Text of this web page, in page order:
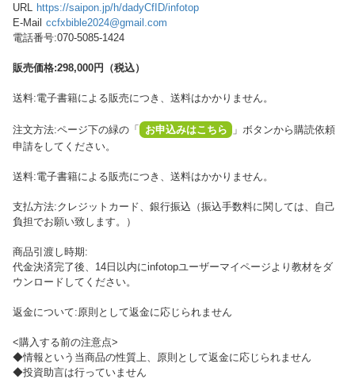
URL
https://saipon.jp/h/dadyCfID/infotop
E-Mail ccfxbible2024@gmail.com
電話番号:070-5085-1424
販売価格:298,000円（税込）
送料:電子書籍による販売につき、送料はかかりません。
注文方法:ページ下の緑の「 お申込みはこちら
」ボタンから購読依頼
申請をしてください。
送料:電子書籍による販売につき、送料はかかりません。
支払方法:クレジットカード、銀行振込（振込手数料に関しては、自己
負担でお願い致します。）
商品引渡し時期:
代金決済完了後、14日以内にinfotopユーザーマイページより教材をダ
ウンロードしてください。
返金について:原則として返金に応じられません
<購入する前の注意点>
◆情報という当商品の性質上、原則として返金に応じられません
◆投資助言は行っていません